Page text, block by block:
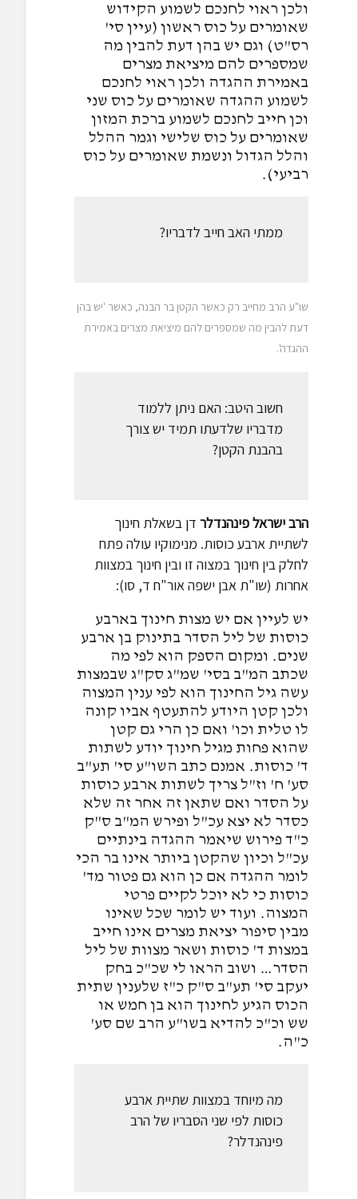
ולכן ראוי לחנכם לשמוע הקידוש
שאומרים על כוס ראשון (עיין סי'
רס"ט) וגם יש בהן דעת להבין מה
שמספרים להם מיציאת מצרים
באמירת ההגדה ולכן ראוי לחנכם
לשמוע ההגדה שאומרים על כוס שני
וכן חייב לחנכם לשמוע ברכת המזון
שאומרים על כוס שלישי וגמר ההלל
והלל הגדול ונשמת שאומרים על כוס
רביעי).
ממתי האב חייב לדבריו?
שו"ע הרב מחייב רק כאשר הקטן בר הבנה, כאשר 'יש בהן
דעת להבין מה שמספרים להם מיציאת מצרים באמירת
ההגדה'.
חשוב היטב: האם ניתן ללמוד
מדבריו שלדעתו תמיד יש צורך
בהבנת הקטן?
הרב ישראל פינהנדלר דן בשאלת חינוך
לשתיית ארבע כוסות. מנימוקיו עולה פתח
לחלק בין חינוך במצוה זו ובין חינוך במצוות
אחרות (שו"ת אבן ישפה אור"ח ד, סו):
יש לעיין אם יש מצות חינוך בארבע
כוסות של ליל הסדר בתינוק בן ארבע
שנים. ומקום הספק הוא לפי מה
שכתב המ"ב בסי' שמ"ג סק"ג שבמצות
עשה גיל החינוך הוא לפי ענין המצוה
ולכן קטן היודע להתעטף אביו קונה
לו טלית וכו' ואם כן הרי גם קטן
שהוא פחות מגיל חינוך יודע לשתות
ד' כוסות. אמנם כתב השו"ע סי' תע"ב
סע' ח' וז"ל צריך לשתות ארבע כוסות
על הסדר ואם שתאן זה אחר זה שלא
כסדר לא יצא עכ"ל ופירש המ"ב ס"ק
כ"ד פירוש שיאמר ההגדה בינתיים
עכ"ל וכיון שהקטן ביותר אינו בר הכי
לומר ההגדה אם כן הוא גם פטור מד'
כוסות כי לא יוכל לקיים פרטי
המצוה. ועוד יש לומר שכל שאינו
מבין סיפור יציאת מצרים אינו חייב
במצות ד' כוסות ושאר מצוות של ליל
הסדר… ושוב הראו לי שכ"כ בחק
יעקב סי' תע"ב ס"ק כ"ז שלענין שתית
הכוס הגיע לחינוך הוא בן חמש או
שש וכ"כ להדיא בשו"ע הרב שם סע'
כ"ה.
מה מיוחד במצוות שתיית ארבע
כוסות לפי שני הסבריו של הרב
פינהנדלר?